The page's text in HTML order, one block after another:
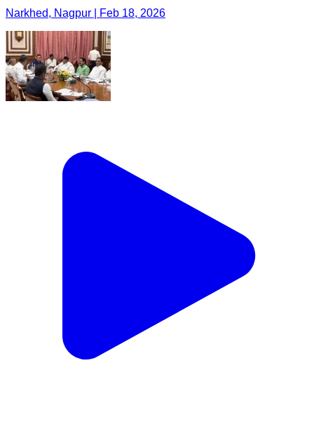
Narkhed, Nagpur | Feb 18, 2026